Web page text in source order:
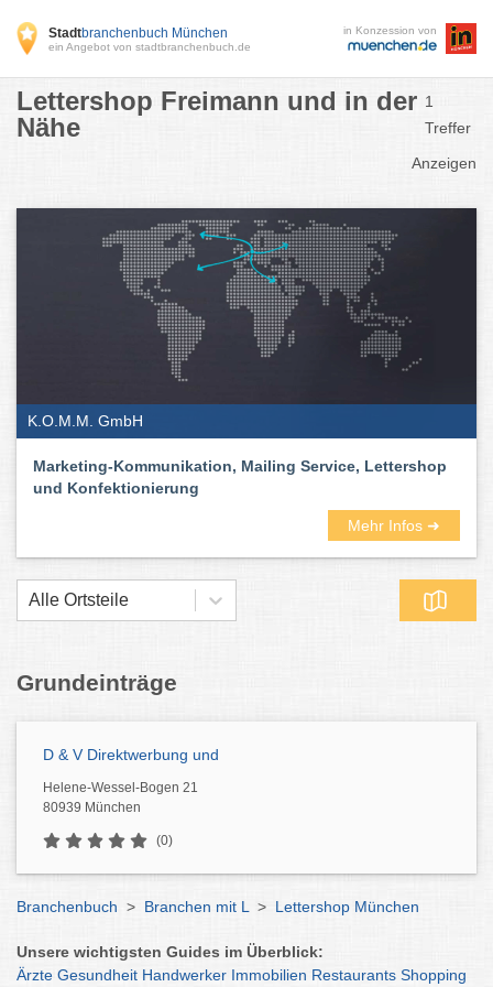
Stadtbranchenbuch München
ein Angebot von stadtbranchenbuch.de
in Konzession von
Lettershop Freimann und in der
Nähe
1
Treffer
Anzeigen
K.O.M.M. GmbH
Marketing-Kommunikation, Mailing Service, Lettershop
und Konfektionierung
Mehr Infos ➜
Alle Ortsteile
Grundeinträge
D & V Direktwerbung und
Helene-Wessel-Bogen 21
80939 München
(0)
Branchenbuch > Branchen mit L > Lettershop München
Unsere wichtigsten Guides im Überblick:
Ärzte Gesundheit Handwerker Immobilien Restaurants Shopping